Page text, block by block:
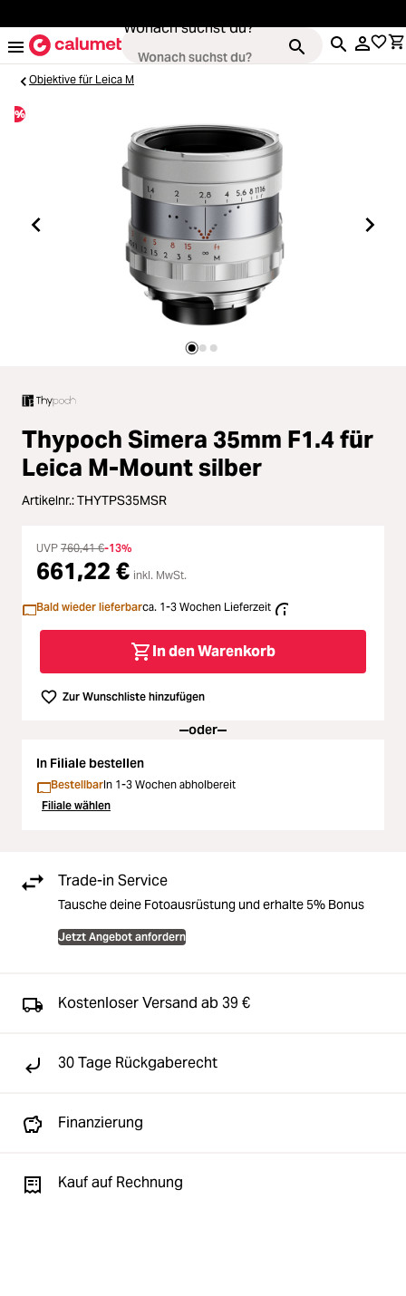
Wonach suchst du?
Kameras
Objektive
Video & Drohnen
Stative & Gimbals
Zubehör
Licht & Studio
Bildbearbeitung
Ferngläser
Second Hand
SALE
Objektive für Leica M
%
Thypoch Simera 35mm F1.4 für
Leica M-Mount silber
Artikelnr.:THYTPS35MSR
UVP 760,41 €-13%
661,22 € inkl. MwSt.
Bald wieder lieferbarca. 1-3 Wochen Lieferzeit
In den Warenkorb
Zur Wunschliste hinzufügen
oder
In Filiale bestellen
BestellbarIn 1-3 Wochen abholbereit
Filiale wählen
Trade-in Service
Tausche deine Fotoausrüstung und erhalte 5% Bonus
Jetzt Angebot anfordern
Kostenloser Versand ab 39 €
30 Tage Rückgaberecht
Finanzierung
Kauf auf Rechnung